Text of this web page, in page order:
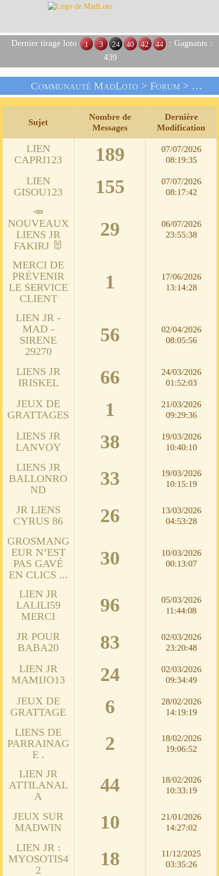
Dernier tirage loto 1 3 24 40 42 44
: Gagnants :
439
Communauté MadLoto > Forum> Les Jeux
Sujet
Nombre de
Messages
Dernière
Modification
LIEN
CAPRI123
189
07/07/2026
08:19:35
LIEN
GISOU123
155
07/07/2026
08:17:42
🥕
NOUVEAUX
LIENS JR
FAKIRJ 🐰
29
06/07/2026
23:55:38
MERCI DE
PRÉVENIR
LE SERVICE
CLIENT
1
17/06/2026
13:14:28
LIEN JR -
MAD -
SIRENE
29270
56
02/04/2026
08:05:56
LIENS JR
IRISKEL
66
24/03/2026
01:52:03
JEUX DE
GRATTAGES
1
21/03/2026
09:29:36
LIENS JR
LANVOY
38
19/03/2026
10:40:10
LIENS JR
BALLONRO
ND
33
19/03/2026
10:15:19
JR LIENS
CYRUS 86
26
13/03/2026
04:53:28
GROSMANG
EUR N’EST
PAS GAVÉ
EN CLICS ...
30
10/03/2026
00:13:07
LIEN JR
LALILI59
MERCI
96
05/03/2026
11:44:08
JR POUR
BABA20
83
02/03/2026
23:20:48
LIEN JR
MAMIJO13
24
02/03/2026
09:34:49
JEUX DE
GRATTAGE
6
28/02/2026
14:19:19
LIENS DE
PARRAINAG
E .
2
18/02/2026
19:06:52
LIEN JR
ATTILANAL
A
44
18/02/2026
10:33:19
JEUX SUR
MADWIN
10
21/01/2026
14:27:02
LIEN JR :
MYOSOTIS4
2
18
11/12/2025
03:35:26